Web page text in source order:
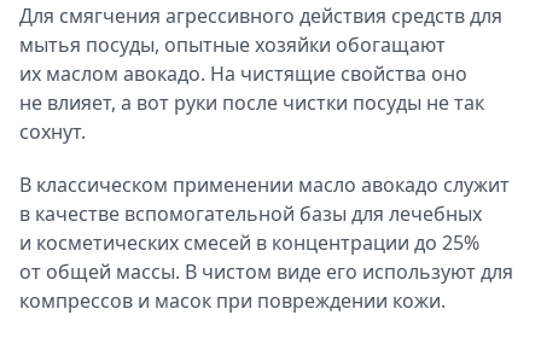
Для смягчения агрессивного действия средств для
мытья посуды, опытные хозяйки обогащают
их маслом авокадо. На чистящие свойства оно
не влияет, а вот руки после чистки посуды не так
сохнут.
В классическом применении масло авокадо служит
в качестве вспомогательной базы для лечебных
и косметических смесей в концентрации до 25%
от общей массы. В чистом виде его используют для
компрессов и масок при повреждении кожи.